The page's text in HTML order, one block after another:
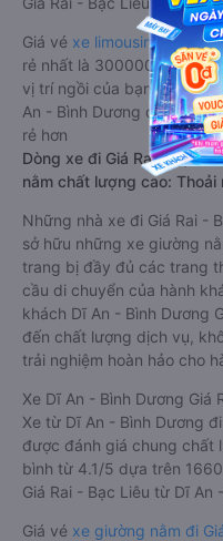
Giá vé xe limousine đi Giá
rẻ nhất là 300000VND
vị trí ngồi của bạn và
An - Bình Dương đi Giá Rai
rẻ hơn
Dòng xe đi Giá Rai - Bạc
nằm chất lượng cao:
Những nhà xe đi Giá Rai -
sở hữu những xe giường
trang bị đầy đủ các trang
cầu di chuyển của hành
khách Dĩ An - Bình Dương
đến chất lượng dịch vụ,
trải nghiệm hoàn hảo cho
Xe Dĩ An - Bình Dương Giá
Xe từ Dĩ An - Bình Dương
được đánh giá chung chất
bình từ 4.1/5 dựa trên
Giá Rai - Bạc Liêu từ Dĩ An
Giá vé xe giường nằm đi